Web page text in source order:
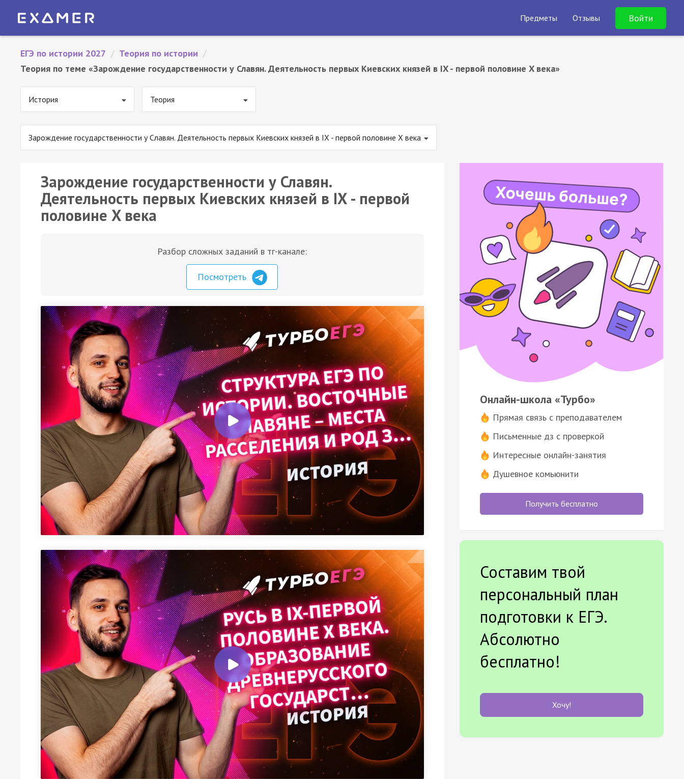
Предметы Отзывы Войти
ЕГЭ по истории 2027 / Теория по истории /
Теория по теме «Зарождение государственности у Славян. Деятельность первых Киевских князей в IX - первой половине X века»
История Теория
Зарождение государственности у Славян. Деятельность первых Киевских князей в IX - первой половине X века
Зарождение государственности у Славян.
Деятельность первых Киевских князей в IX - первой
половине X века
Разбор сложных заданий в тг-канале:
Посмотреть
Онлайн-школа «Турбо»
Прямая связь с преподавателем
Письменные дз с проверкой
Интересные онлайн-занятия
Душевное комьюнити
Получить бесплатно
Составим твой
персональный план
подготовки к ЕГЭ.
Абсолютно
бесплатно!
Хочу!